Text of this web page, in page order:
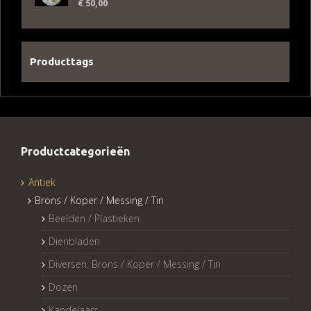
€ 50,00
Producttags
Productcategorieën
Antiek
Brons / Koper / Messing / Tin
Beelden / Plastieken
Dienbladen
Diversen: Brons / Koper / Messing / Tin
Dozen